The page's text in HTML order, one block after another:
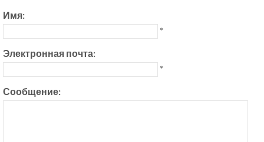
Имя:
*
Электронная почта:
*
Сообщение: